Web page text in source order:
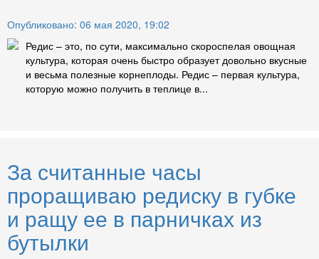
Опубликовано: 06 мая 2020, 19:02
Редис – это, по сути, максимально скороспелая овощная
культура, которая очень быстро образует довольно вкусные
и весьма полезные корнеплоды. Редис – первая культура,
которую можно получить в теплице в...
За считанные часы
проращиваю редиску в губке
и ращу ее в парничках из
бутылки